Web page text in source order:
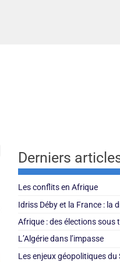
Derniers
Les conflits en Afrique
Idriss Déby et la France : la
Afrique : des élections sous
L’Algérie dans l’impasse
Les enjeux géopolitiques